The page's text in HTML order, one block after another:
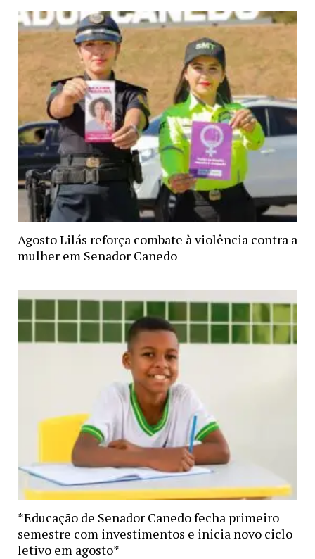
Agosto Lilás reforça combate à violência contra a
mulher em Senador Canedo
*Educação de Senador Canedo fecha primeiro
semestre com investimentos e inicia novo ciclo
letivo em agosto*